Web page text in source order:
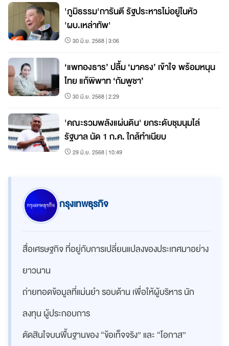
'ภูมิธรรม'การันตี รัฐประหารไม่อยู่ในหัว
'ผบ.เหล่าทัพ'
30 มิ.ย. 2568 | 3:06
‘แพทองธาร’ ปลื้ม ‘มาครง’ เข้าใจ พร้อมหนุน
ไทย แก้พิพาท ‘กัมพูชา’
30 มิ.ย. 2568 | 2:29
'คณะรวมพลังแผ่นดิน' ยกระดับชุมนุมไล่
รัฐบาล นัด 1 ก.ค. ใกล้ทำเนียบ
29 มิ.ย. 2568 | 10:49
กรุงเทพธุรกิจ
สื่อเศรษฐกิจ ที่อยู่กับการเปลี่ยนแปลงของประเทศมาอย่าง
ยาวนาน
ถ่ายทอดข้อมูลที่แม่นยำ รอบด้าน เพื่อให้ผู้บริหาร นัก
ลงทุน ผู้ประกอบการ
ตัดสินใจบนพื้นฐานของ “ข้อเท็จจริง” และ “โอกาส”